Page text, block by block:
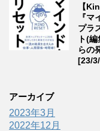
【
『
プラ
ト(
らの
[23/
アーカイブ
2023年3月
2022年12月